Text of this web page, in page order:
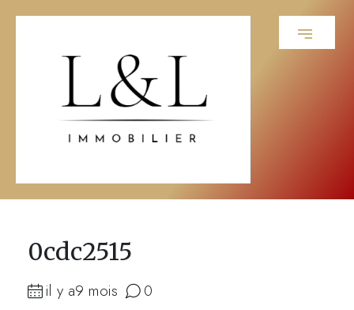
0cdc2515
il y a9 mois 0